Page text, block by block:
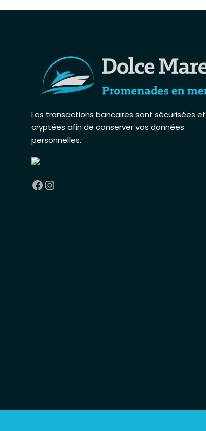
Les transactions bancaires sont sécurisées et
cryptées afin de conserver vos données
personnelles.
Facebook Instagram